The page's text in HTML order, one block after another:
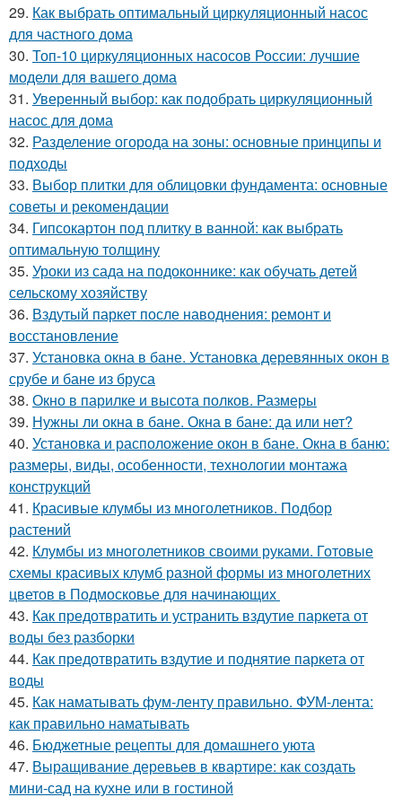
29. Как выбрать оптимальный циркуляционный насос
для частного дома
30. Топ-10 циркуляционных насосов России: лучшие
модели для вашего дома
31. Уверенный выбор: как подобрать циркуляционный
насос для дома
32. Разделение огорода на зоны: основные принципы и
подходы
33. Выбор плитки для облицовки фундамента: основные
советы и рекомендации
34. Гипсокартон под плитку в ванной: как выбрать
оптимальную толщину
35. Уроки из сада на подоконнике: как обучать детей
сельскому хозяйству
36. Вздутый паркет после наводнения: ремонт и
восстановление
37. Установка окна в бане. Установка деревянных окон в
срубе и бане из бруса
38. Окно в парилке и высота полков. Размеры
39. Нужны ли окна в бане. Окна в бане: да или нет?
40. Установка и расположение окон в бане. Окна в баню:
размеры, виды, особенности, технологии монтажа
конструкций
41. Красивые клумбы из многолетников. Подбор
растений
42. Клумбы из многолетников своими руками. Готовые
схемы красивых клумб разной формы из многолетних
цветов в Подмосковье для начинающих
43. Как предотвратить и устранить вздутие паркета от
воды без разборки
44. Как предотвратить вздутие и поднятие паркета от
воды
45. Как наматывать фум-ленту правильно. ФУМ-лента:
как правильно наматывать
46. Бюджетные рецепты для домашнего уюта
47. Выращивание деревьев в квартире: как создать
мини-сад на кухне или в гостиной